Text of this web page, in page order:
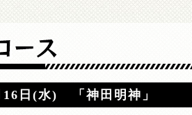
16日(水) 「神田明神」